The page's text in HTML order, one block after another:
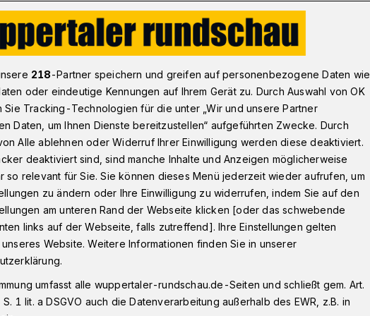
Kader bekommt immer deutlichere Konturen
gegen BVB II
immer
der Meisterpokal der Fußball-
(5. Juni 2021) überreicht werden – im
des Wuppertaler SV an die U23 von
an RW Essen. Doch daraus wird
Der WSV verabschiedet unterdessen vor
218-Partner speichern und greifen auf personenbezogene Daten wie
oder eindeutige Kennungen auf Ihrem Gerät zu. Durch Auswahl von OK
Sie Tracking-Technologien für die unter „Wir und unsere Partner
Daten, um Ihnen Dienste bereitzustellen“ aufgeführten Zwecke. Durch
Alle ablehnen oder Widerruf Ihrer Einwilligung werden diese deaktiviert.
deaktiviert sind, sind manche Inhalte und Anzeigen möglicherweise
so relevant für Sie. Sie können dieses Menü jederzeit wieder aufrufen, um
zu ändern oder Ihre Einwilligung zu widerrufen, indem Sie auf den
am unteren Rand der Webseite klicken [oder das schwebende
links auf der Webseite, falls zutreffend]. Ihre Einstellungen gelten
Website. Weitere Informationen finden Sie in unserer
umfasst alle wuppertaler-rundschau.de-Seiten und schließt gem. Art.
1 lit. a DSGVO auch die Datenverarbeitung außerhalb des EWR, z.B. in